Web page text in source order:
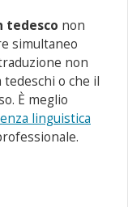
tedesco non
simultaneo
non
o che il
È meglio
linguistica